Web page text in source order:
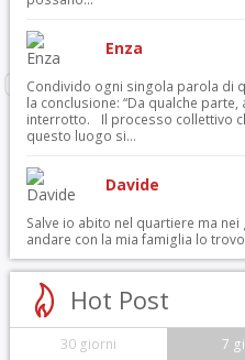
Enza
Condivido ogni singola parola di
la conclusione: “Da qualche
interrotto. Il processo collettivo
questo luogo si...
Davide
Salve io abito nel quartiere ma
andare con la mia famiglia lo
Hot Post
30 giorni 7